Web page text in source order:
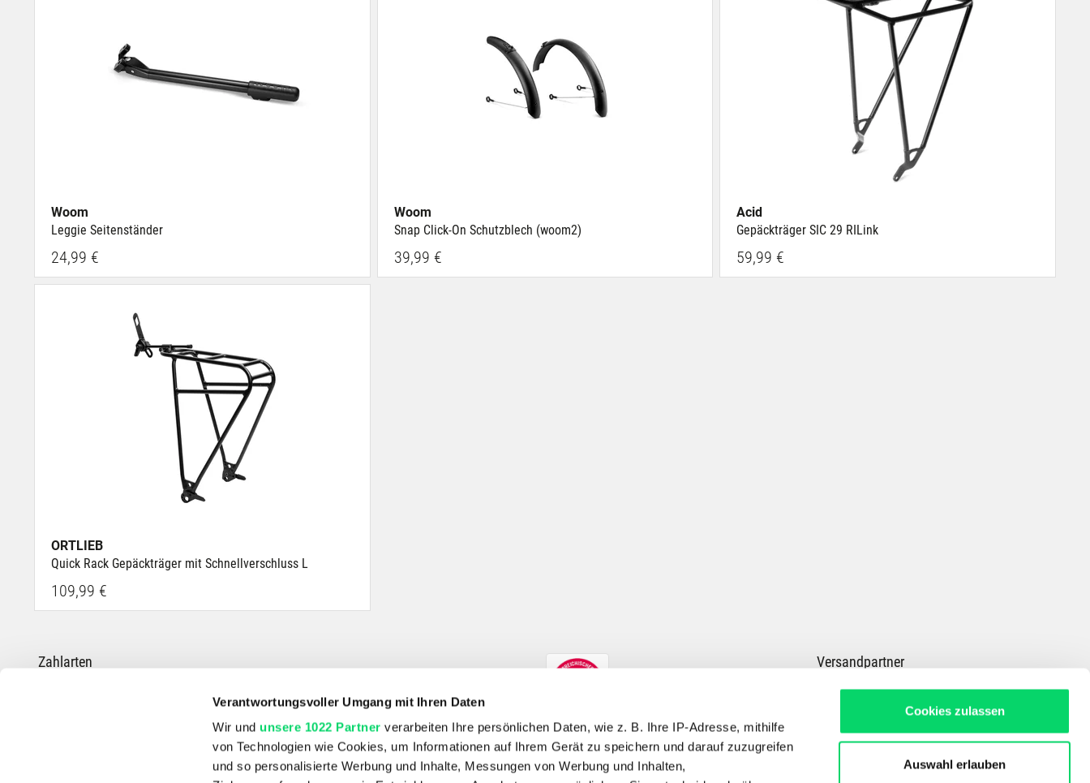
Verantwortungsvoller Umgang mit Ihren Daten
Wir und unsere 1022 Partner verarbeiten Ihre persönlichen Daten, wie z. B. Ihre IP-Adresse, mithilfe
von Technologien wie Cookies, um Informationen auf Ihrem Gerät zu speichern und darauf zuzugreifen
und so personalisierte Werbung und Inhalte, Messungen von Werbung und Inhalten,
Cookies zulassen
Auswahl erlauben
Woom
Leggie Seitenständer
24,99 €
Woom
Snap Click-On Schutzblech (woom2)
39,99 €
Acid
Gepäckträger SIC 29 RILink
59,99 €
ORTLIEB
Quick Rack Gepäckträger mit Schnellverschluss L
109,99 €
Zahlarten Versandpartner
*Die durchgestrichenen Preise entsprechen dem UVP des Herstellers.